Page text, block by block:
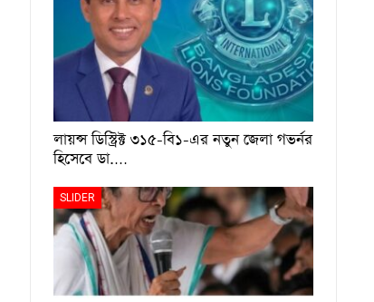
লায়ন্স ডিস্ট্রিক্ট ৩১৫-বি১-এর নতুন জেলা গভর্নর
হিসেবে ডা.…
SLIDER